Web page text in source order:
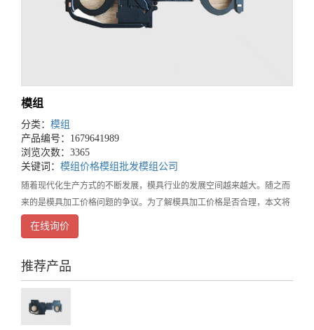
模组
分类： 模组
产品编号：1679641989
浏览次数：3365
关键词： 模组价格模组批发模组公司
随着现代化生产方式的不断发展，模具行业的发展空间越来越大。随之而
来的是模具加工价格问题的争议。为了解模具加工价格是否合理，本文将
进行市场行情调查。首先，我们需要了解模具加工价格的构成。模具加工
价格主要由以下几个方面决定：原材料、制造工艺、模
在线询价
推荐产品